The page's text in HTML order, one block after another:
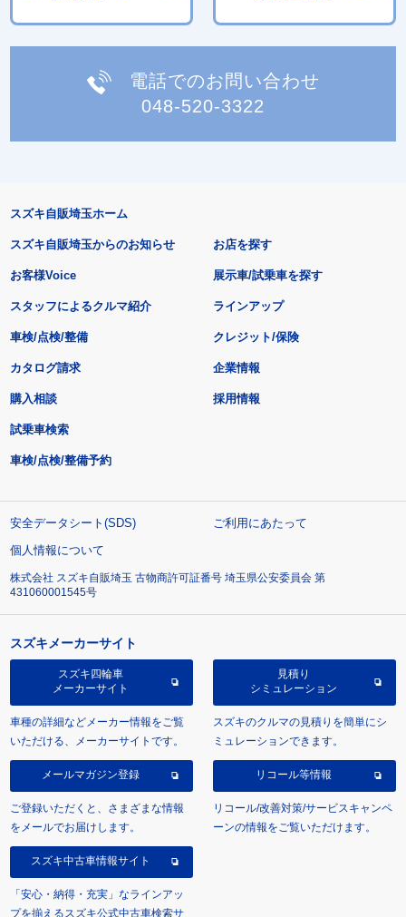
電話でのお問い合わせ
048-520-3322
スズキ自販埼玉ホーム
スズキ自販埼玉からのお知らせ
お客様Voice
スタッフによるクルマ紹介
お店を探す
展示車/試乗車を探す
ラインアップ
車検/点検/整備 クレジット/保険
カタログ請求
購入相談
試乗車検索
車検/点検/整備予約
企業情報
採用情報
安全データシート(SDS)
ご利用にあたって
個人情報について
株式会社 スズキ自販埼玉 古物商許可証番号 埼玉県公安委員会 第
431060001545号
スズキメーカーサイト
スズキ四輪車
メーカーサイト
車種の詳細などメーカー情報をご覧
いただける、メーカーサイトです。
見積り
シミュレーション
スズキのクルマの見積りを簡単にシ
ミュレーションできます。
メールマガジン登録
ご登録いただくと、さまざまな情報
をメールでお届けします。
リコール等情報
リコール/改善対策/サービスキャンペ
ーンの情報をご覧いただけます。
スズキ中古車情報サイト
「安心・納得・充実」なラインアッ
プを揃えるスズキ公式中古車検索サ